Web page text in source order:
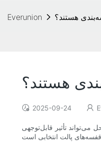
Everunion هستند؟
هستند؟
2025-09-24
می‌تواند تأثیر قابل‌توجهی